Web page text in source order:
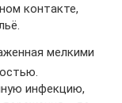
контакте,
мелкими
инфекцию,